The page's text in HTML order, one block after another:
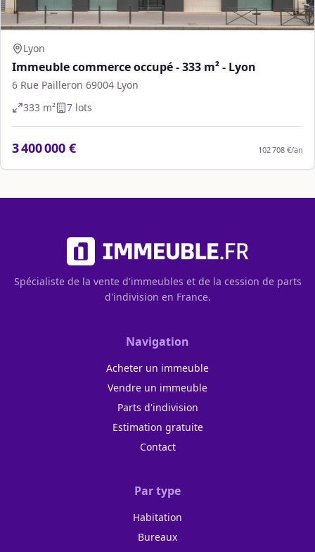
Lyon
Immeuble commerce occupé - 333 m² - Lyon
6 Rue Pailleron 69004 Lyon
333 m² 7 lots
3 400 000 € 102 708 €/an
Spécialiste de la vente d'immeubles et de la cession de parts
d'indivision en France.
Navigation
Acheter un immeuble
Vendre un immeuble
Parts d'indivision
Estimation gratuite
Contact
Par type
Habitation
Bureaux